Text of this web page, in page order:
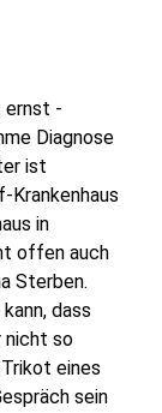
ernst -
Diagnose
ist
Krankenhaus
in
offen auch
Sterben.
dass
nicht so
eines
sein